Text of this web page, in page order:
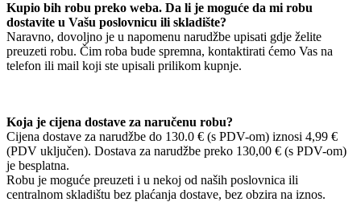
Kupio bih robu preko weba. Da li je moguće da mi robu
dostavite u Vašu poslovnicu ili skladište?
Naravno, dovoljno je u napomenu narudžbe upisati gdje želite
preuzeti robu. Čim roba bude spremna, kontaktirati ćemo Vas na
telefon ili mail koji ste upisali prilikom kupnje.
Koja je cijena dostave za naručenu robu?
Cijena dostave za narudžbe do 130.0 € (s PDV-om) iznosi 4,99 €
(PDV uključen). Dostava za narudžbe preko 130,00 € (s PDV-om)
je besplatna.
Robu je moguće preuzeti i u nekoj od naših poslovnica ili
centralnom skladištu bez plaćanja dostave, bez obzira na iznos.